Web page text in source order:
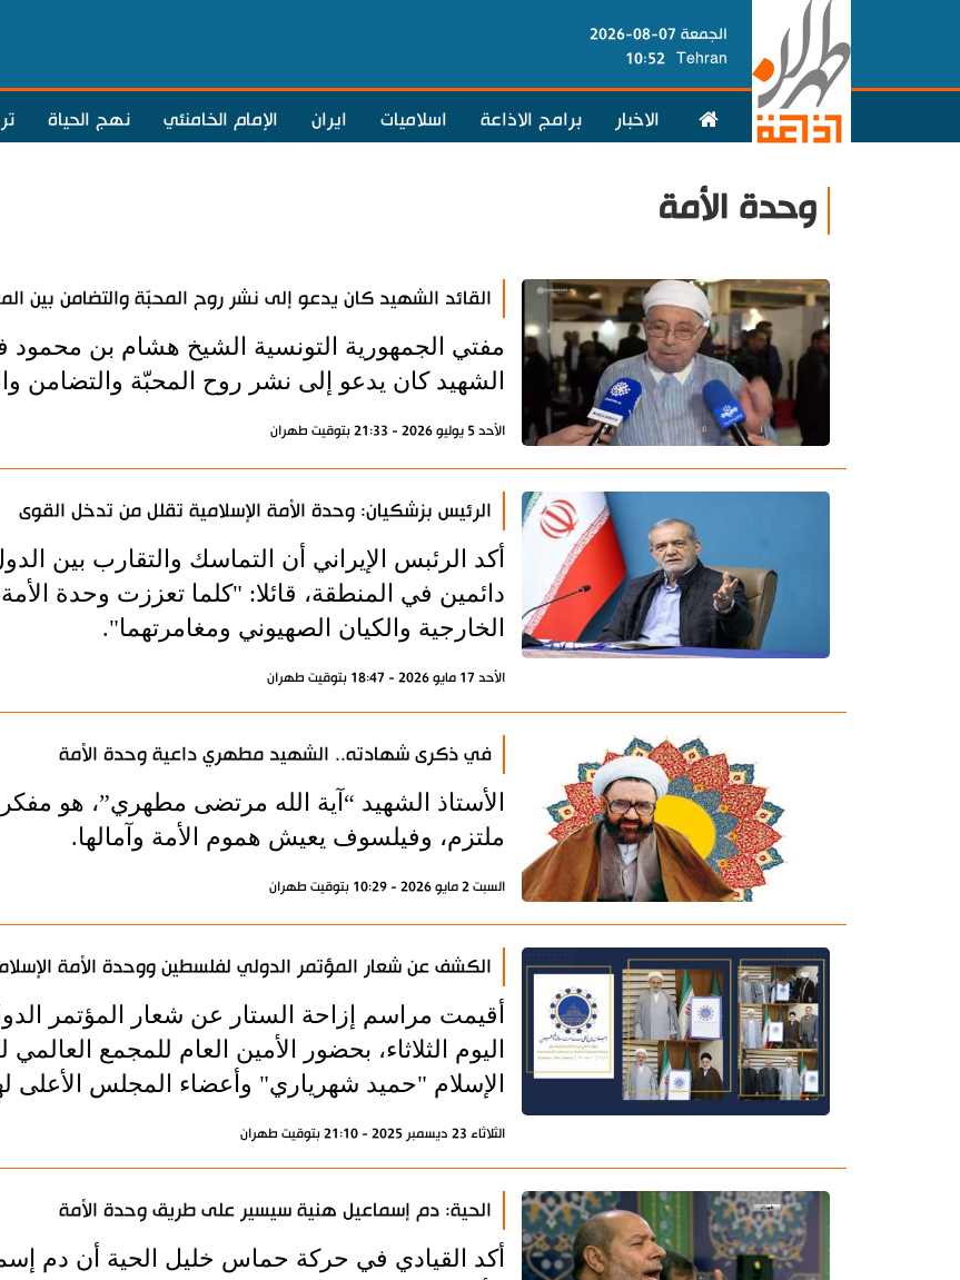
الجمعة 07-08-2026
Tehran
10:52
الاخبار برامج الاذاعة اسلاميات ايران الإمام الخامنئي نهج الحياة
وحدة الأمة
القائد الشهيد كان يدعو إلى نشر روح المحبّة والتضامن بين
الشهيد كان يدعو إلى نشر روح المحبّة والتضامن
الأحد 5 يوليو 2026 - 21:33 بتوقيت طهران
الرئيس بزشكيان: وحدة الأمة الإسلامية تقلل من تدخل القوى
أكد الرئبس الإيراني أن التماسك والتقارب بين
دائمين في المنطقة، قائلا: "كلما تعززت وحدة
الخارجية والكيان الصهيوني ومغامرتهما".
الأحد 17 مايو 2026 - 18:47 بتوقيت طهران
في ذكرى شهادته.. الشهيد مطهري داعية وحدة الأمة
الأستاذ الشهيد “آية الله مرتضى مطهري”، هو
ملتزم، وفيلسوف يعيش هموم الأمة وآمالها.
السبت 2 مايو 2026 - 10:29 بتوقيت طهران
الكشف عن شعار المؤتمر الدولي لفلسطين ووحدة الأمة
أقيمت مراسم إزاحة الستار عن شعار المؤتمر
اليوم الثلاثاء، بحضور الأمين العام للمجمع
الإسلام "حميد شهرياري" وأعضاء المجلس الأعلى
الثلاثاء 23 ديسمبر 2025 - 21:10 بتوقيت طهران
الحية: دم إسماعيل هنية سيسير على طريق وحدة الأمة
أكد القيادي في حركة حماس خليل الحية أن دم